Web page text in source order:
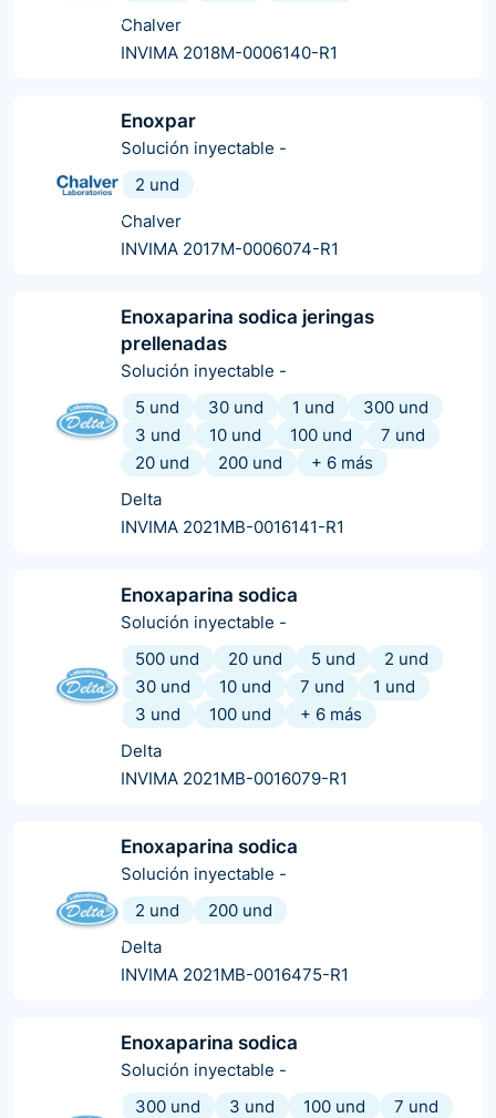
Chalver
INVIMA 2018M-0006140-R1
Enoxpar
Solución inyectable -
2 und
Chalver
INVIMA 2017M-0006074-R1
Enoxaparina sodica jeringas
prellenadas
Solución inyectable -
5 und
30 und 1 und
300 und
3 und
10 und 100 und
7 und
20 und
200 und + 6 más
Delta
INVIMA 2021MB-0016141-R1
Enoxaparina sodica
Solución inyectable -
500 und
20 und 5 und
2 und
30 und
10 und 7 und
1 und
3 und
100 und + 6 más
Delta
INVIMA 2021MB-0016079-R1
Enoxaparina sodica
Solución inyectable -
2 und
200 und
Delta
INVIMA 2021MB-0016475-R1
Enoxaparina sodica
Solución inyectable -
300 und
3 und 100 und
7 und